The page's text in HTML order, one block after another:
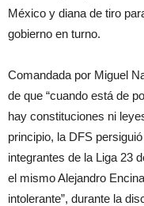
México y diana de tiro
gobierno en turno.
Comandada por Miguel
de que “cuando está de
hay constituciones ni
principio, la DFS
integrantes de la Liga 23
el mismo Alejandro
intolerante”, durante la